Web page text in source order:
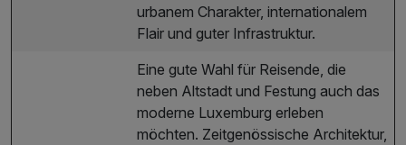
urbanem Charakter, internationalem
Flair und guter Infrastruktur.
Eine gute Wahl für Reisende, die
neben Altstadt und Festung auch das
moderne Luxemburg erleben
möchten. Zeitgenössische Architektur,